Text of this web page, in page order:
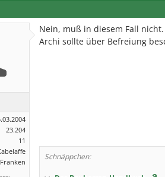
23.204
11
Franken
Nein, muß in diesem Fall nicht.
Archi sollte über Befreiung
Schnäppchen: